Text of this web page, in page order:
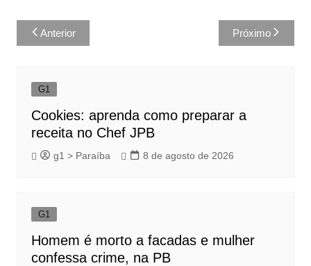
Navegação
de
Anterior Próximo
G1
Cookies: aprenda como preparar a
receita no Chef JPB
g1 > Paraíba 8 de agosto de 2026
G1
Homem é morto a facadas e mulher
confessa crime, na PB